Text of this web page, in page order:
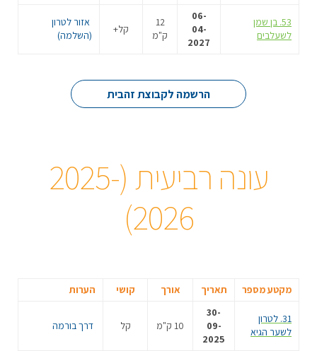
53. בן שמן
לשעלבים
06-
04-
2027
12
ק"מ
קל+
אזור לטרון
(השלמה)
הרשמה לקבוצת זהבית
עונה רביעית (2025-
2026)
מקטע מספר תאריך אורך קושי הערות
31. לטרון
לשער הגיא
30-
09-
2025
10 ק"מ קל דרך בורמה